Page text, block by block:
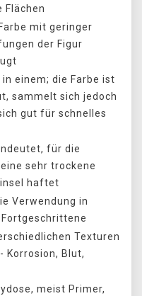
Flächen
mit geringer
der Figur
in einem; die Farbe ist
sammelt sich jedoch
gut für schnelles
für die
sehr trockene
haftet
Verwendung in
Texturen
Korrosion, Blut,
meist Primer,